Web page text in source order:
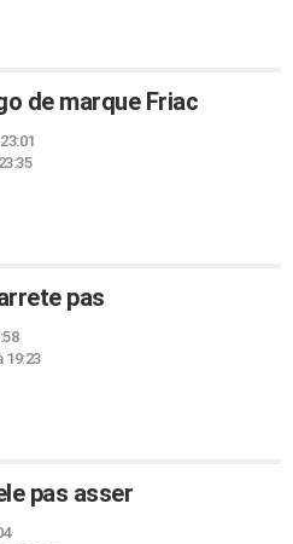
de marque Friac
pas
19:23
pas asser